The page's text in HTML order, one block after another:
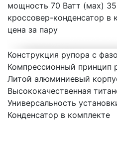
мощность 70 Ватт (мах)
кроссовер-конденсатор в
цена за пару
Конструкция рупора с
Компрессионный принцип
Литой алюминиевый
Высококачественная
Универсальность
Конденсатор в комплекте